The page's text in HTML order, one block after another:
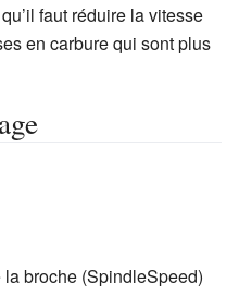
faut réduire la vitesse
en carbure qui sont plus
broche (SpindleSpeed)